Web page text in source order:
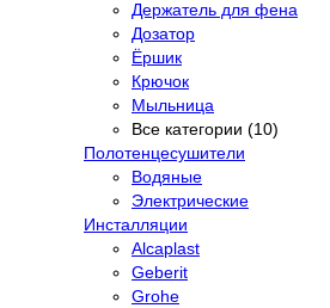
Держатель для фена
Дозатор
Ёршик
Крючок
Мыльница
Все категории (10)
Полотенцесушители
Водяные
Электрические
Инсталляции
Alcaplast
Geberit
Grohe